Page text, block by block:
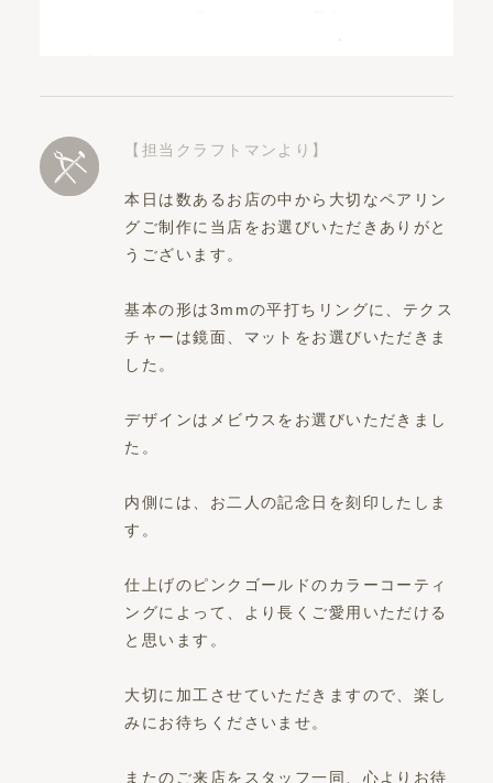
【担当クラフトマンより】
本日は数あるお店の中から大切なペアリン
グご制作に当店をお選びいただきありがと
うございます。
基本の形は3mmの平打ちリングに、テクス
チャーは鏡面、マットをお選びいただきま
した。
デザインはメビウスをお選びいただきまし
た。
内側には、お二人の記念日を刻印したしま
す。
仕上げのピンクゴールドのカラーコーティ
ングによって、より長くご愛用いただける
と思います。
大切に加工させていただきますので、楽し
みにお待ちくださいませ。
またのご来店をスタッフ一同、心よりお待